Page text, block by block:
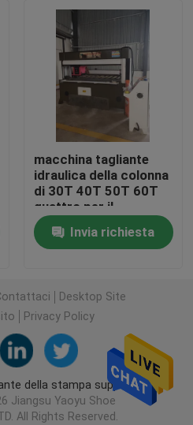
pressa idraulica
braccio dell'oscillazione
idraulica
rotolo
della striscia del tessuto
automatica
macchina tagliante
idraulica della colonna
di 30T 40T 50T 60T
quattro per il
sottopiede delle
scarpeInvia richiesta
Desktop Site
Privacy Policy
della stampa supplier.
Jiangsu Yaoyu Shoe
All Rights Reserved.